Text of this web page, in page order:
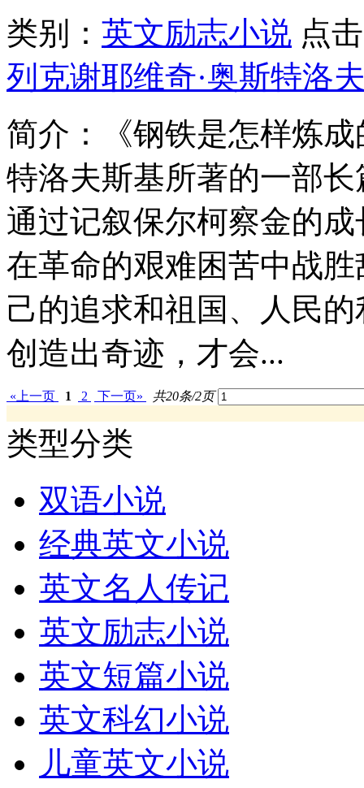
类别： 英文励志小说 点
列克谢耶维奇·奥斯特洛
简介：
《钢铁是怎样炼
特洛夫斯基所著的一部
通过记叙保尔柯察金的
在革命的艰难困苦中战
己的追求和祖国、人民
创造出奇迹，才会...
«上一页 1 2 下一页» 共20条/2页
类型分类
双语小说
经典英文小说
英文名人传记
英文励志小说
英文短篇小说
英文科幻小说
儿童英文小说